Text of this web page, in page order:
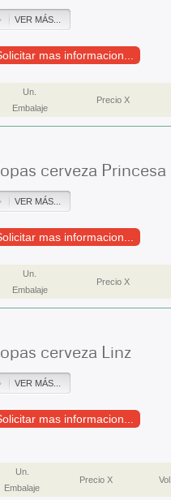
VER MÁS...
mas informacion...
Un.
Embalaje
Precio X
cerveza Princesa
VER MÁS...
mas informacion...
Un.
Embalaje
Precio X
cerveza Linz
VER MÁS...
mas informacion...
Un.
Embalaje
Precio X Vol.